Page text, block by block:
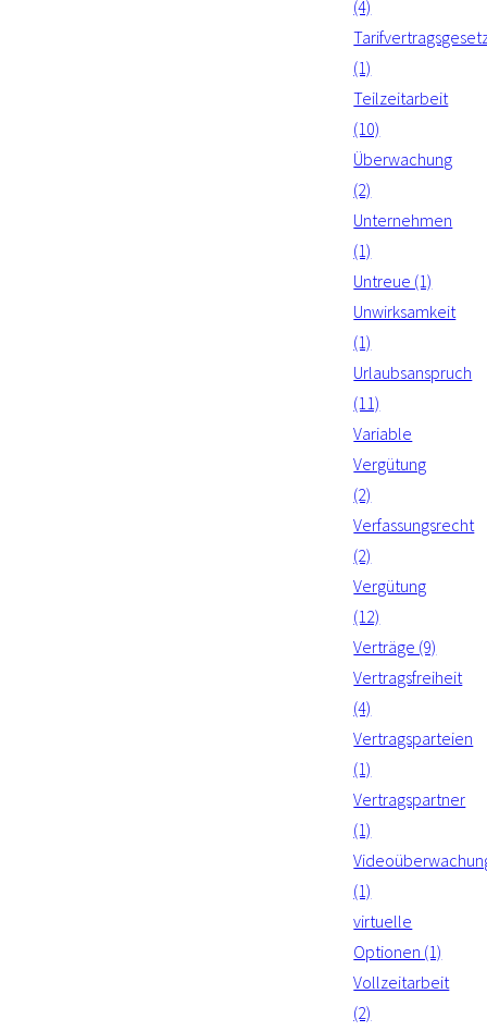
(4)
(1)
Teilzeitarbeit
(10)
Überwachung
(2)
Unternehmen
(1)
Untreue (1)
Unwirksamkeit
(1)
Urlaubsanspruch
(11)
Variable
Vergütung
(2)
Verfassungsrecht
(2)
Vergütung
(12)
Verträge (9)
Vertragsfreiheit
(4)
Vertragsparteien
(1)
Vertragspartner
(1)
(1)
virtuelle
Optionen (1)
Vollzeitarbeit
(2)